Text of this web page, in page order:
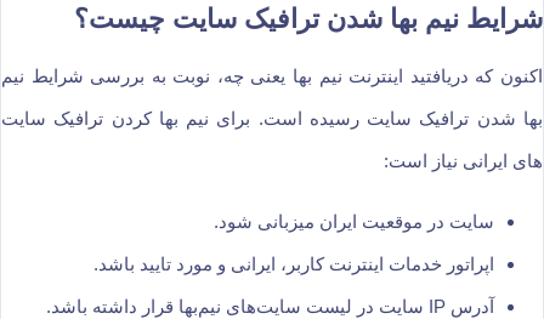
شرایط نیم بها شدن ترافیک سایت چیست؟
اکنون که دریافتید اینترنت نیم بها یعنی چه، نوبت به بررسی شرایط نیم
بها شدن ترافیک سایت رسیده است. برای نیم بها کردن ترافیک سایت
های ایرانی نیاز است:
سایت در موقعیت ایران میزبانی شود.
اپراتور خدمات اینترنت کاربر، ایرانی و مورد تایید باشد.
آدرس IP سایت در لیست سایت‌های نیم‌بها قرار داشته باشد.